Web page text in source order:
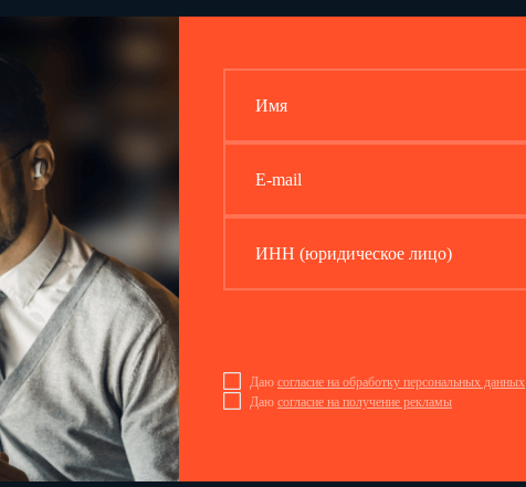
Имя
E-mail
ИНН (юридическое лицо)
Даю согласие на обработку персональных данных
Даю согласие на получение рекламы